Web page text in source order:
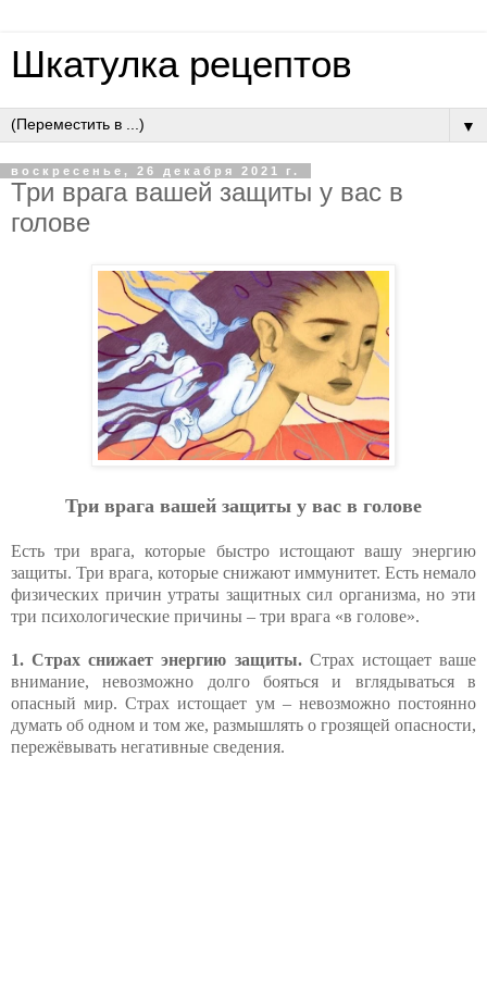
Шкатулка рецептов
▼
воскресенье, 26 декабря 2021 г.
Три врага вашей защиты у вас в
голове
Три врага вашей защиты у вас в голове
Есть три врага, которые быстро истощают вашу энергию
защиты. Три врага, которые снижают иммунитет. Есть немало
физических причин утраты защитных сил организма, но эти
три психологические причины – три врага «в голове».
1. Страх снижает энергию защиты. Страх истощает ваше
внимание, невозможно долго бояться и вглядываться в
опасный мир. Страх истощает ум – невозможно постоянно
думать об одном и том же, размышлять о грозящей опасности,
пережёвывать негативные сведения.